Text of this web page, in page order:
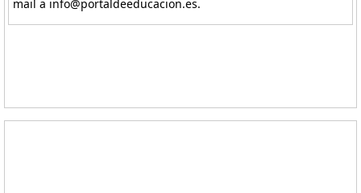
mail a info@portaldeeducacion.es.